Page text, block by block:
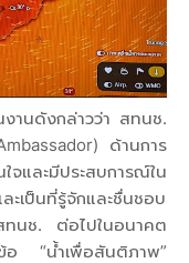
านดังกล่าวว่า สทนช.
ด้านการ
จและมีประสบการณ์ใน
ะเป็นที่รู้จักและชื่นชอบ
ทนช. ต่อไปในอนาคต
อ “น้ำเพื่อสันติภาพ”